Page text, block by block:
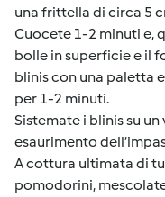
una frittella di circa 5
Cuocete 1-2 minuti e,
bolle in superficie e il
blinis con una paletta
per 1-2 minuti.
Sistemate i blinis su
esaurimento
A cottura ultimata di
pomodorini,